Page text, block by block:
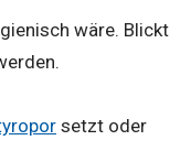
wäre. Blickt
setzt oder